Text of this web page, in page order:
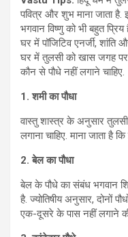
पवित्र और शुभ माना जाता है.
भगवान विष्णु को भी बहुत
घर में पॉजिटिव एनर्जी, शांति
घर में तुलसी को खास जगह
कौन से पौधे नहीं लगाने चाहिए.
1.शमी का पौधा
वास्तु शास्त्र के अनुसार
लगाना चाहिए. माना जाता है
2.बेल का पौधा
बेल के पौधे का संबंध भगवान
है. ज्योतिषीय अनुसार, दोनों
एक-दूसरे के पास नहीं लगाने